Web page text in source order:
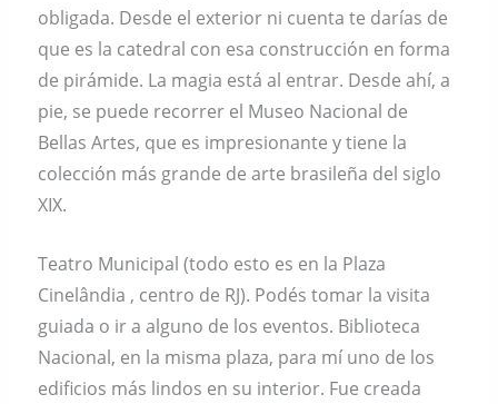
obligada. Desde el exterior ni cuenta te darías de
que es la catedral con esa construcción en forma
de pirámide. La magia está al entrar. Desde ahí, a
pie, se puede recorrer el Museo Nacional de
Bellas Artes, que es impresionante y tiene la
colección más grande de arte brasileña del siglo
XIX.
Teatro Municipal (todo esto es en la Plaza
Cinelândia , centro de RJ). Podés tomar la visita
guiada o ir a alguno de los eventos. Biblioteca
Nacional, en la misma plaza, para mí uno de los
edificios más lindos en su interior. Fue creada